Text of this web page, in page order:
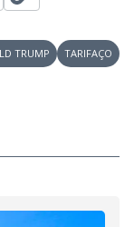
TRUMP
TARIFAÇO